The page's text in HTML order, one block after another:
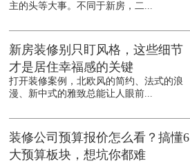
主的头等大事。不同于新房，二...
新房装修别只盯风格，这些细节
才是居住幸福感的关键
打开装修案例，北欧风的简约、法式的浪
漫、新中式的雅致总能让人眼前...
装修公司预算报价怎么看？搞懂6
大预算板块，想坑你都难